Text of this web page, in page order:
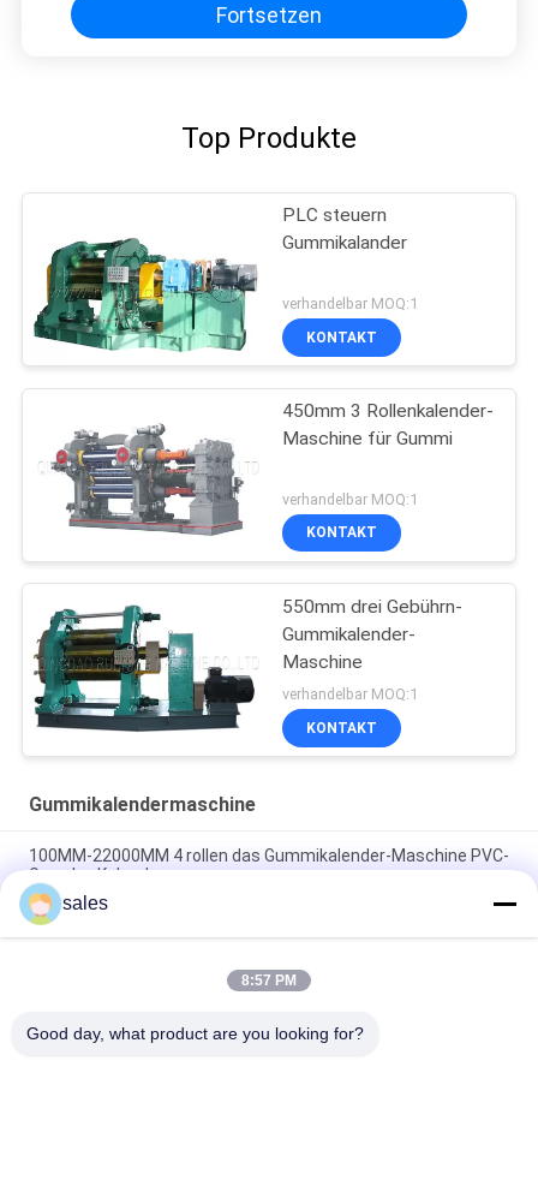
Fortsetzen
Top Produkte
PLC steuern
Gummikalander
verhandelbar MOQ:1
KONTAKT
450mm 3 Rollenkalender-
Maschine für Gummi
verhandelbar MOQ:1
KONTAKT
550mm drei Gebührn-
Gummikalender-
Maschine
verhandelbar MOQ:1
KONTAKT
Gummikalendermaschine
100MM-22000MM 4 rollen das Gummikalender-Maschine PVC-
Gewebe-Kalandern
Rollenkalender-Maschine des Gewebestoff-Segeltuch-drei
mit PLC-Steuerung
1400MM drei Rollen-Gummikalender-Maschinen-Gummiblatt-
sales
8:57 PM
Good day, what product are you looking for?